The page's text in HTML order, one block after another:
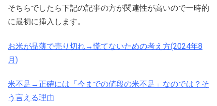
そちらでしたら下記の記事の方が関連性が高いので一時的
に最初に挿入します。
お米が品薄で売り切れ→慌てないための考え方(2024年8
月)
米不足→正確には「今までの値段の米不足」なのでは？そ
う言える理由